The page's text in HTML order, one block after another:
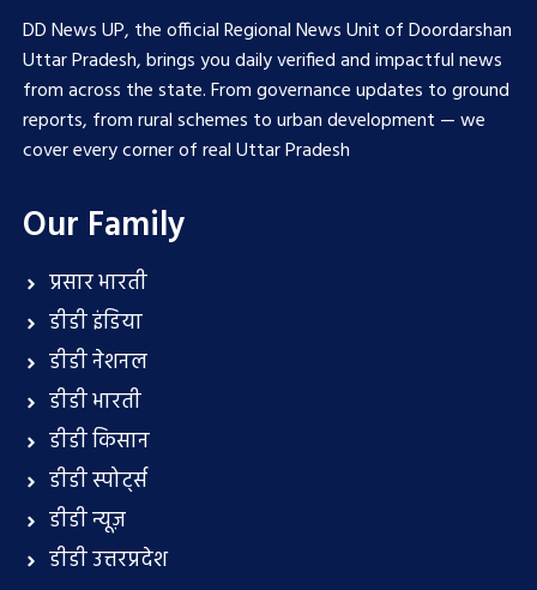
DD News UP, the official Regional News Unit of Doordarshan
Uttar Pradesh, brings you daily verified and impactful news
from across the state. From governance updates to ground
reports, from rural schemes to urban development — we
cover every corner of real Uttar Pradesh
Our Family
प्रसार भारती
डीडी इंडिया
डीडी नेशनल
डीडी भारती
डीडी किसान
डीडी स्पोर्ट्स
डीडी न्यूज़
डीडी उत्तरप्रदेश